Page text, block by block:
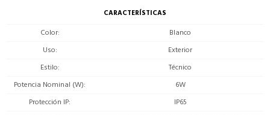
CARACTERÍSTICAS
Color
Blanco
Uso
Exterior
Estilo
Técnico
Potencia Nominal (W)
6W
Protección IP
IP65